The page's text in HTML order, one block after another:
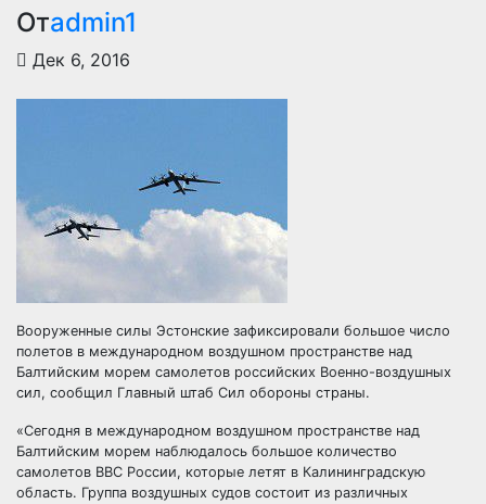
Отadmin1
Дек 6, 2016
Вооруженные силы Эстонские зафиксировали большое число
полетов в международном воздушном пространстве над
Балтийским морем самолетов российских Военно-воздушных
сил, сообщил Главный штаб Сил обороны страны.
«Сегодня в международном воздушном пространстве над
Балтийским морем наблюдалось большое количество
самолетов ВВС России, которые летят в Калининградскую
область. Группа воздушных судов состоит из различных